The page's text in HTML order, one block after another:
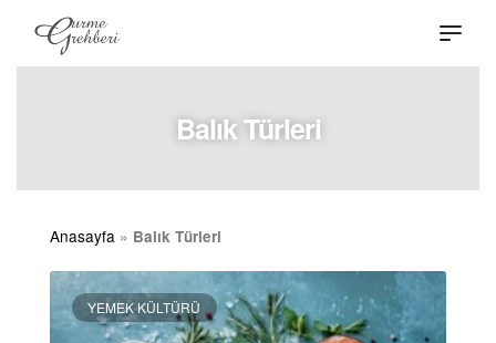
Balık Türleri
Anasayfa » Balık Türleri
YEMEK KÜLTÜRÜ